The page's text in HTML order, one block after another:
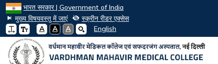
भारत सरकार | Government of India
मुख्य विषयवस्तु में जाएं
स्क्रीन रीडर एक्सेस
A
A A English